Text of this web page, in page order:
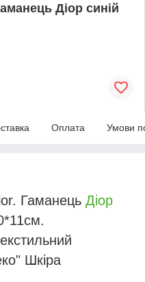
Діор синій
Оплата Умови
Гаманець Діор
Шкіра